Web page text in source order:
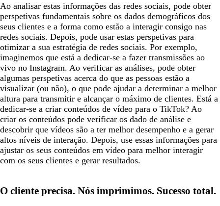
Ao analisar estas informações das redes sociais, pode obter
perspetivas fundamentais sobre os dados demográficos dos
seus clientes e a forma como estão a interagir consigo nas
redes sociais. Depois, pode usar estas perspetivas para
otimizar a sua estratégia de redes sociais. Por exemplo,
imaginemos que está a dedicar-se a fazer transmissões ao
vivo no Instagram. Ao verificar as análises, pode obter
algumas perspetivas acerca do que as pessoas estão a
visualizar (ou não), o que pode ajudar a determinar a melhor
altura para transmitir e alcançar o máximo de clientes. Está a
dedicar-se a criar conteúdos de vídeo para o TikTok? Ao
criar os conteúdos pode verificar os dado de análise e
descobrir que vídeos são a ter melhor desempenho e a gerar
altos níveis de interação. Depois, use essas informações para
ajustar os seus conteúdos em vídeo para melhor interagir
com os seus clientes e gerar resultados.
O cliente precisa. Nós imprimimos. Sucesso total.